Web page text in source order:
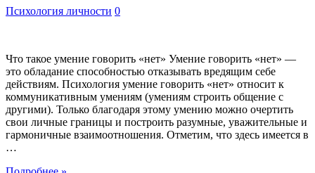
Психология личности 0
Что такое умение говорить «нет» Умение говорить «нет» —
это обладание способностью отказывать вредящим себе
действиям. Психология умение говорить «нет» относит к
коммуникативным умениям (умениям строить общение с
другими). Только благодаря этому умению можно очертить
свои личные границы и построить разумные, уважительные и
гармоничные взаимоотношения. Отметим, что здесь имеется в
…